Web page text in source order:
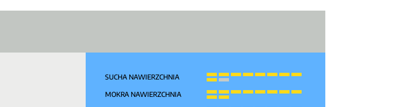
SUCHA NAWIERZCHNIA
MOKRA NAWIERZCHNIA